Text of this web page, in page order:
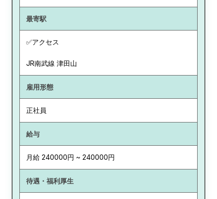
最寄駅
✅アクセス
JR南武線 津田山
雇用形態
正社員
給与
月給 240000円 ~ 240000円
待遇・福利厚生